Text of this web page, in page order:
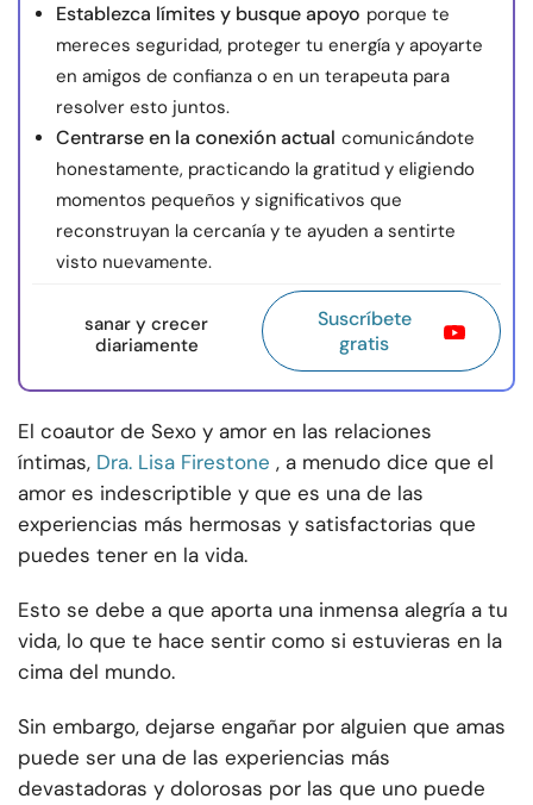
Establezca límites y busque apoyo porque te
mereces seguridad, proteger tu energía y apoyarte
en amigos de confianza o en un terapeuta para
resolver esto juntos.
Centrarse en la conexión actual comunicándote
honestamente, practicando la gratitud y eligiendo
momentos pequeños y significativos que
reconstruyan la cercanía y te ayuden a sentirte
visto nuevamente.
sanar y crecer
diariamente
Suscríbete
gratis
El coautor de Sexo y amor en las relaciones
íntimas, Dra. Lisa Firestone , a menudo dice que el
amor es indescriptible y que es una de las
experiencias más hermosas y satisfactorias que
puedes tener en la vida.
Esto se debe a que aporta una inmensa alegría a tu
vida, lo que te hace sentir como si estuvieras en la
cima del mundo.
Sin embargo, dejarse engañar por alguien que amas
puede ser una de las experiencias más
devastadoras y dolorosas por las que uno puede